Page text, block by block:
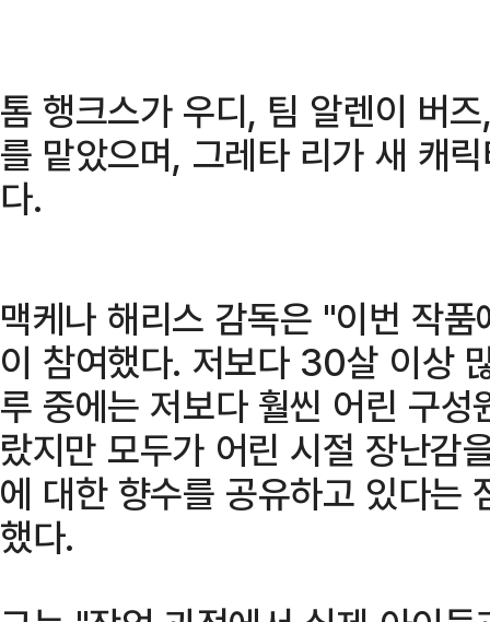
톰 행크스가 우디, 팀 알렌이 버
를 맡았으며, 그레타 리가 새 캐
다.
맥케나 해리스 감독은 "이번 작
이 참여했다. 저보다 30살 이상
루 중에는 저보다 훨씬 어린 구
랐지만 모두가 어린 시절 장난감
에 대한 향수를 공유하고 있다는
했다.